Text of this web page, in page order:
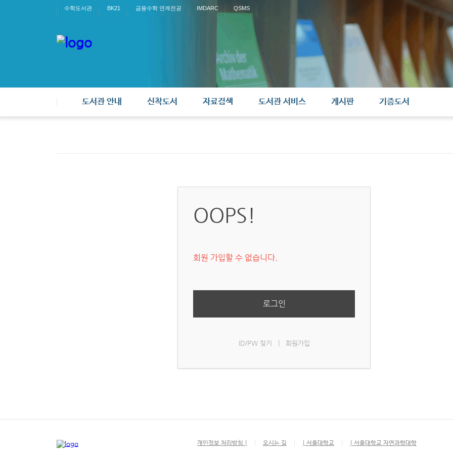
수학도서관 BK21 금융수학 연계전공 IMDARC QSMS
도서관 안내 신착도서 자료검색 도서관 서비스 게시판 기증도서
OOPS!
회원 가입할 수 없습니다.
로그인
ID/PW 찾기 회원가입
개인정보 처리방침 | 오시는 길 | 서울대학교 | 서울대학교 자연과학대학